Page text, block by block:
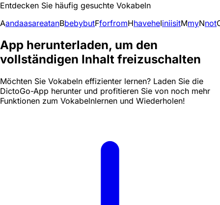
Entdecken Sie häufig gesuchte Vokabeln
AandaasareatanBbebybutFforfromHhaveheIiniisitMmyNnot
App herunterladen, um den
vollständigen Inhalt freizuschalten
Möchten Sie Vokabeln effizienter lernen? Laden Sie die
DictoGo-App herunter und profitieren Sie von noch mehr
Funktionen zum Vokabelnlernen und Wiederholen!